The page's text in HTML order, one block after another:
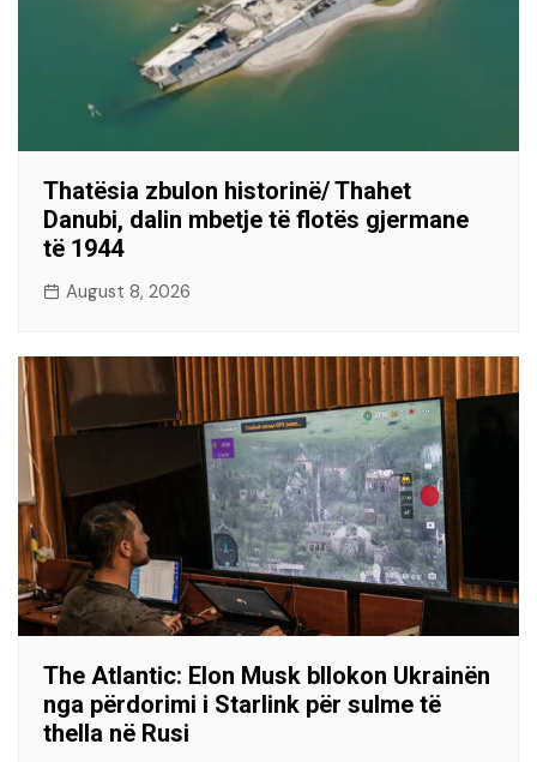
Thatësia zbulon historinë/ Thahet
Danubi, dalin mbetje të flotës gjermane
të 1944
August 8, 2026
The Atlantic: Elon Musk bllokon Ukrainën
nga përdorimi i Starlink për sulme të
thella në Rusi